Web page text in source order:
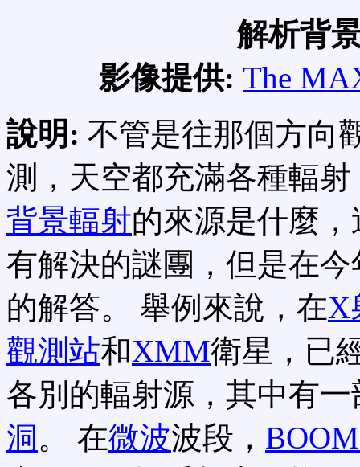
解析背
影像提供: The
說明: 不管是往那個方向
測，天空都充滿各種輻
背景輻射的來源是什麼
有解決的謎團，但是在
的解答。 舉例來說，在X
觀測站和XMM衛星，已
各別的輻射源，其中有
洞 。 在微波波段，